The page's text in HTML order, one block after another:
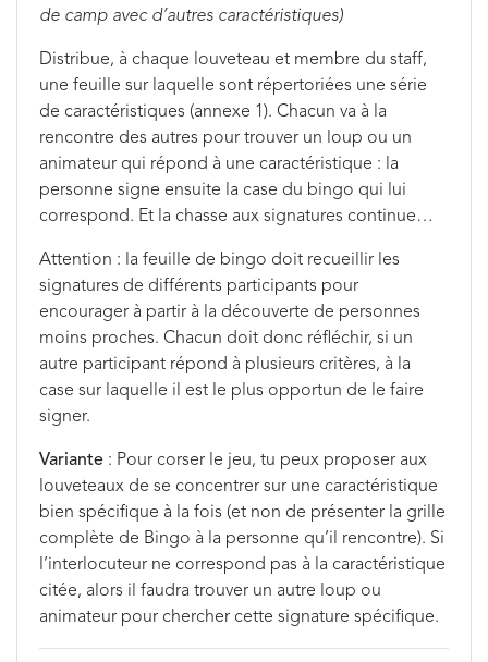
de camp avec d’autres caractéristiques)
Distribue, à chaque louveteau et membre du staff,
une feuille sur laquelle sont répertoriées une série
de caractéristiques (annexe 1). Chacun va à la
rencontre des autres pour trouver un loup ou un
animateur qui répond à une caractéristique : la
personne signe ensuite la case du bingo qui lui
correspond. Et la chasse aux signatures continue…
Attention : la feuille de bingo doit recueillir les
signatures de différents participants pour
encourager à partir à la découverte de personnes
moins proches. Chacun doit donc réfléchir, si un
autre participant répond à plusieurs critères, à la
case sur laquelle il est le plus opportun de le faire
signer.
Variante : Pour corser le jeu, tu peux proposer aux
louveteaux de se concentrer sur une caractéristique
bien spécifique à la fois (et non de présenter la grille
complète de Bingo à la personne qu’il rencontre). Si
l’interlocuteur ne correspond pas à la caractéristique
citée, alors il faudra trouver un autre loup ou
animateur pour chercher cette signature spécifique.